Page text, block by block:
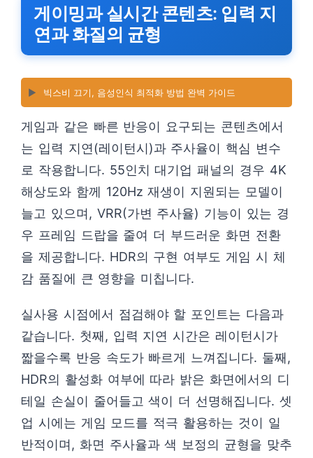
게이밍과 실시간 콘텐츠: 입력 지
연과 화질의 균형
▶️ 빅스비 끄기, 음성인식 최적화 방법 완벽 가이드
게임과 같은 빠른 반응이 요구되는 콘텐츠에서
는 입력 지연(레이턴시)과 주사율이 핵심 변수
로 작용합니다. 55인치 대기업 패널의 경우 4K
해상도와 함께 120Hz 재생이 지원되는 모델이
늘고 있으며, VRR(가변 주사율) 기능이 있는 경
우 프레임 드랍을 줄여 더 부드러운 화면 전환
을 제공합니다. HDR의 구현 여부도 게임 시 체
감 품질에 큰 영향을 미칩니다.
실사용 시점에서 점검해야 할 포인트는 다음과
같습니다. 첫째, 입력 지연 시간은 레이턴시가
짧을수록 반응 속도가 빠르게 느껴집니다. 둘째,
HDR의 활성화 여부에 따라 밝은 화면에서의 디
테일 손실이 줄어들고 색이 더 선명해집니다. 셋
업 시에는 게임 모드를 적극 활용하는 것이 일
반적이며, 화면 주사율과 색 보정의 균형을 맞추